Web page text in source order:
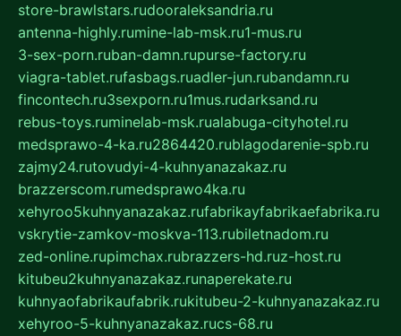
store-brawlstars.rudooraleksandria.ru
antenna-highly.rumine-lab-msk.ru1-mus.ru
3-sex-porn.ruban-damn.rupurse-factory.ru
viagra-tablet.rufasbags.ruadler-jun.rubandamn.ru
fincontech.ru3sexporn.ru1mus.rudarksand.ru
rebus-toys.ruminelab-msk.rualabuga-cityhotel.ru
medsprawo-4-ka.ru2864420.rublagodarenie-spb.ru
zajmy24.rutovudyi-4-kuhnyanazakaz.ru
brazzerscom.rumedsprawo4ka.ru
xehyroo5kuhnyanazakaz.rufabrikayfabrikaefabrika.ru
vskrytie-zamkov-moskva-113.rubiletnadom.ru
zed-online.rupimchax.rubrazzers-hd.ruz-host.ru
kitubeu2kuhnyanazakaz.runaperekate.ru
kuhnyaofabrikaufabrik.rukitubeu-2-kuhnyanazakaz.ru
xehyroo-5-kuhnyanazakaz.rucs-68.ru